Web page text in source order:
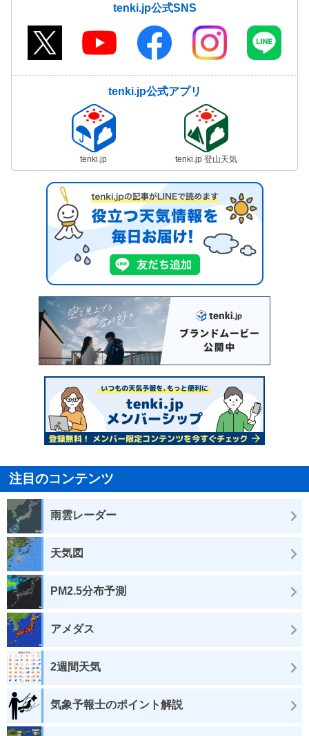
tenki.jp公式SNS
tenki.jp公式アプリ
tenki.jp tenki.jp 登山天気
注目のコンテンツ
雨雲レーダー
天気図
PM2.5分布予測
アメダス
2週間天気
気象予報士のポイント解説